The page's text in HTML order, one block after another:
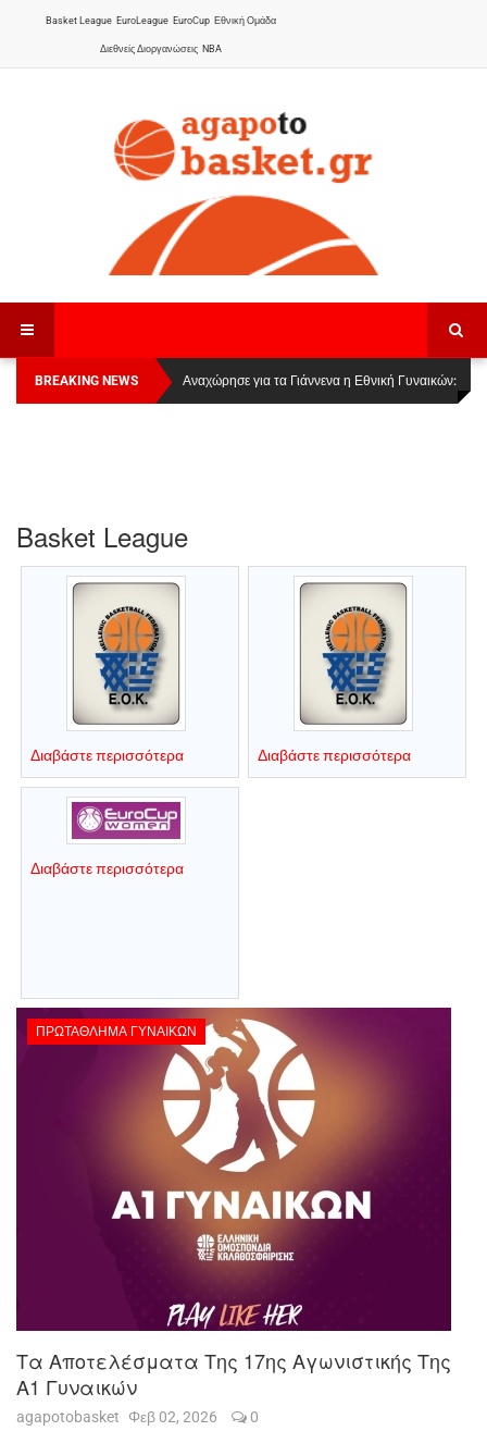
Basket League EuroLeague EuroCup Εθνική Ομάδα
Διεθνείς Διοργανώσεις NBA
BREAKING NEWS
Οι Πάνθηρες Καβάλας στην Women Basketball
League 1
Αναχώρησε για τα Γιάννενα η Εθνική Γυναικών:
Basket League
Διαβάστε περισσότερα Διαβάστε περισσότερα
Διαβάστε περισσότερα
ΠΡΩΤΆΘΛΗΜΑ ΓΥΝΑΙΚΏΝ
Τα Αποτελέσματα Της 17ης Αγωνιστικής Της
Α1 Γυναικών
agapotobasket Φεβ 02, 2026
0